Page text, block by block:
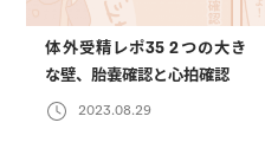
体外受精レポ35 2つの大き
な壁、胎嚢確認と心拍確認
2023.08.29